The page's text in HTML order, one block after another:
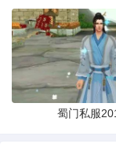
蜀门私服